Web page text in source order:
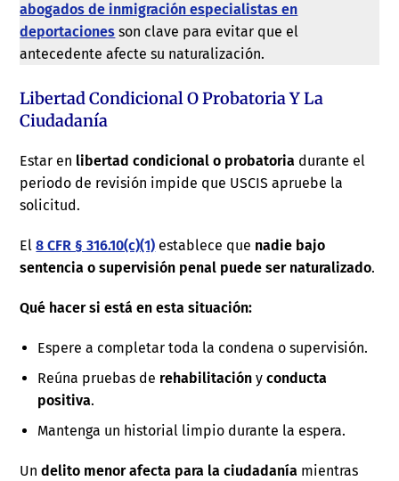
abogados de inmigración especialistas en
deportaciones son clave para evitar que el
antecedente afecte su naturalización.
Libertad Condicional O Probatoria Y La
Ciudadanía
Estar en libertad condicional o probatoria durante el
periodo de revisión impide que USCIS apruebe la
solicitud.
El8 CFR § 316.10(c)(1) establece que nadie bajo
sentencia o supervisión penal puede ser naturalizado.
Qué hacer si está en esta situación:
Espere a completar toda la condena o supervisión.
Reúna pruebas de rehabilitación yconducta
positiva.
Mantenga un historial limpio durante la espera.
Undelito menor afecta para la ciudadanía mientras